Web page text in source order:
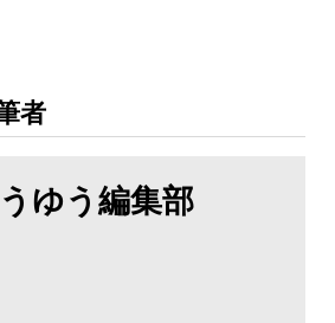
者
ゆう編集部